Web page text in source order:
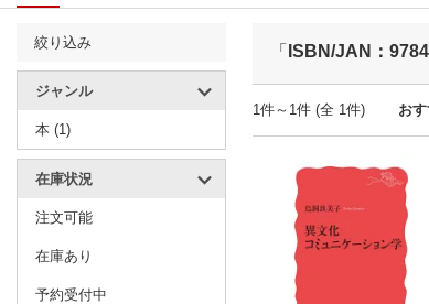
絞り込み
ジャンル
本 (1)
在庫状況
注文可能
在庫あり
予約受付中
「 ISBN/JAN：
1件～1件 (全 1件) お